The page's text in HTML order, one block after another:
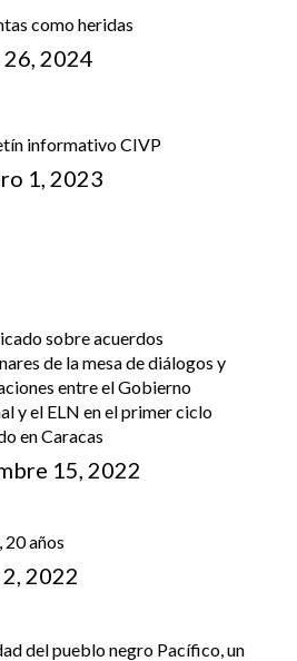
como heridas
2024
informativo CIVP
1, 2023
sobre acuerdos
de la mesa de diálogos y
entre el Gobierno
y el ELN en el primer ciclo
en Caracas
15, 2022
20 años
2022
del pueblo negro Pacífico, un